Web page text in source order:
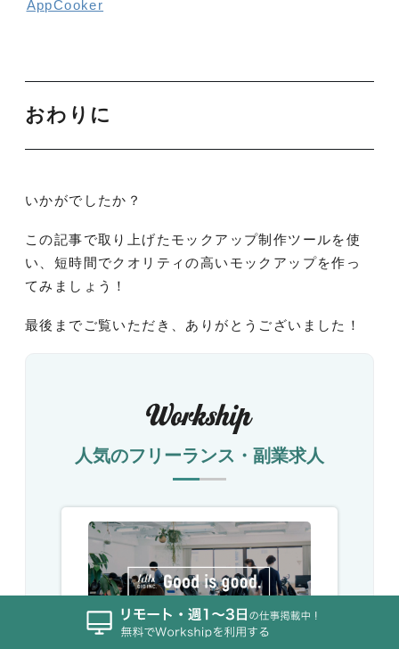
AppCooker
おわりに
いかがでしたか？
この記事で取り上げたモックアップ制作ツールを使
い、短時間でクオリティの高いモックアップを作っ
てみましょう！
最後までご覧いただき、ありがとうございました！
人気のフリーランス・副業求人